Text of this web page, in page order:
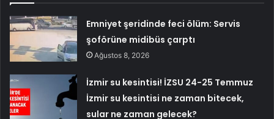
Emniyet şeridinde feci ölüm: Servis
şoförüne midibüs çarptı
Ağustos 8, 2026
İzmir su kesintisi! İZSU 24-25 Temmuz
İzmir su kesintisi ne zaman bitecek,
sular ne zaman gelecek?